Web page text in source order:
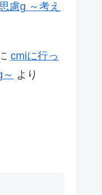
慮g ～考え
cmiに行っ
より